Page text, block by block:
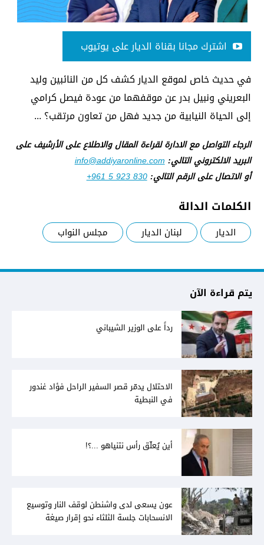
اشترك مجانا بقناة الديار على يوتيوب
في حديث خاص لموقع الديار كشف كل من النائبين وليد
البعريني ونبيل بدر عن موقفهما من عودة فيصل كرامي
إلى الحياة النيابية من جديد فهل من تعاون مرتقب؟ ...
الرجاء التواصل مع الادارة لقراءة المقال والاطلاع على الأرشيف على
البريد الالكتروني التالي:info@addiyaronline.com
أو الاتصال على الرقم التالي:+961 5 923 830
الكلمات الدالة
الديار لبنان الديار مجلس النواب
يتم قراءة الآن
رداً على الوزير الشيباني
الاحتلال يدمّر قصر السفير الراحل فؤاد غندور
في النبطية
أين يُعلّق رأس نتنياهو ...؟!
عون يسعى لدى واشنطن لوقف النار وتوسيع
الانسحابات جلسة الثلثاء نحو إقرار صيغة